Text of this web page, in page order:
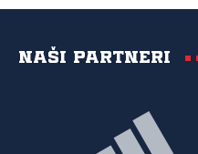
Naši partneri